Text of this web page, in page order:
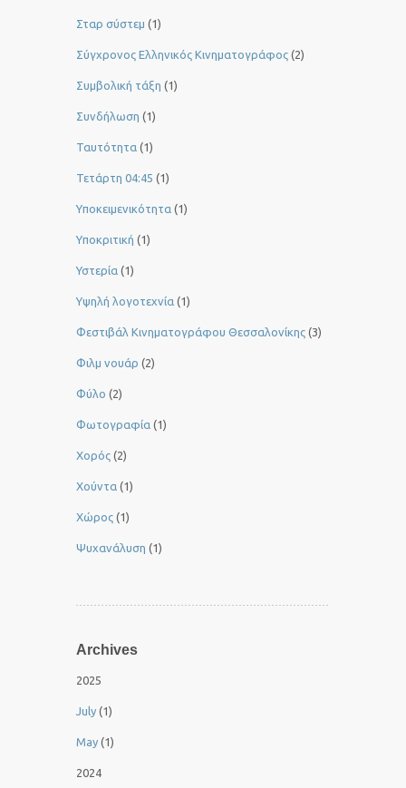
Σταρ σύστεμ (1)
Σύγχρονος Ελληνικός Κινηματογράφος (2)
Συμβολική τάξη (1)
Συνδήλωση (1)
Ταυτότητα (1)
Τετάρτη 04:45 (1)
Υποκειμενικότητα (1)
Υποκριτική (1)
Υστερία (1)
Yψηλή λογοτεχνία (1)
Φεστιβάλ Κινηματογράφου Θεσσαλονίκης (3)
Φιλμ νουάρ (2)
Φύλο (2)
Φωτογραφία (1)
Χορός (2)
Χούντα (1)
Χώρος (1)
Ψυχανάλυση (1)
Archives
2025
July (1)
May (1)
2024